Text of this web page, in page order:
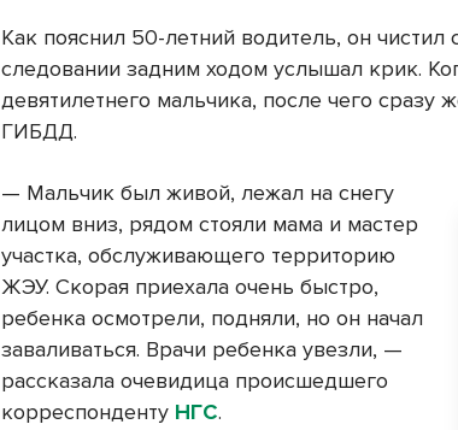
Как пояснил 50-летний водитель, он
следовании задним ходом услышал крик.
девятилетнего мальчика, после чего
ГИБДД.
— Мальчик был живой, лежал на снегу
лицом вниз, рядом стояли мама и мастер
участка, обслуживающего территорию
ЖЭУ. Скорая приехала очень быстро,
ребенка осмотрели, подняли, но он начал
заваливаться. Врачи ребенка увезли, —
рассказала очевидица происшедшего
корреспонденту НГС.